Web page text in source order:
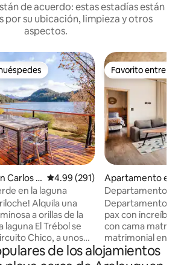
de acuerdo: estas estadías están
por su ubicación, limpieza y otros
aspectos.
preferido
Carlos d Calificación promedio: 4.99 de
4.99 (291)
en la laguna
Alquila una
a orillas de la
laguna El Trébol se
Chico, a unos
del centro de
te encuentres en el
Favorito entre
Favorito entre
Apartamento en
de Bariloche
Departamento
playa
Departamento en
pax con increíble vista al
con cama
matrimonial en el
con ducha.
horno eléctrico,
de los alojamientos